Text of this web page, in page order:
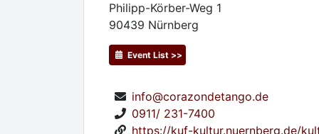
Philipp-Körber-Weg 1
90439 Nürnberg
Event List >>
info@corazondetango.de
0911/ 231-7400
https://kuf-kultur.nuernberg.de/